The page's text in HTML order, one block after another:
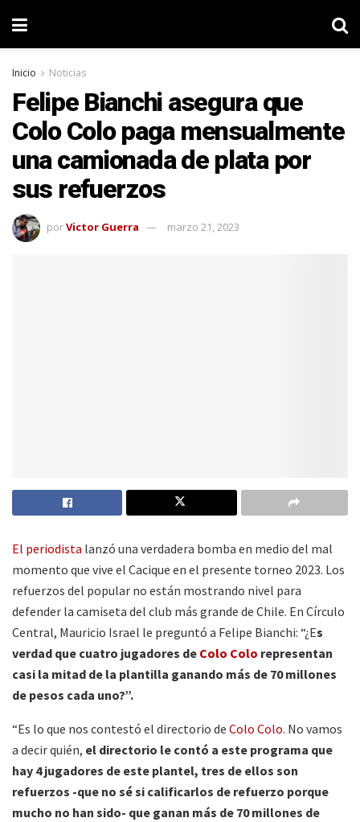
Inicio Noticias
Felipe Bianchi asegura que
Colo Colo paga mensualmente
una camionada de plata por
sus refuerzos
porVictor Guerra marzo 21, 2023
El periodista lanzó una verdadera bomba en medio del mal
momento que vive el Cacique en el presente torneo 2023. Los
refuerzos del popular no están mostrando nivel para
defender la camiseta del club más grande de Chile. En Círculo
Central, Mauricio Israel le preguntó a Felipe Bianchi: “¿Es
verdad que cuatro jugadores de Colo Colo representan
casi la mitad de la plantilla ganando más de 70 millones
de pesos cada uno?”.
“Es lo que nos contestó el directorio de Colo Colo. No vamos
a decir quién, el directorio le contó a este programa que
hay 4 jugadores de este plantel, tres de ellos son
refuerzos -que no sé si calificarlos de refuerzo porque
mucho no han sido- que ganan más de 70 millones de